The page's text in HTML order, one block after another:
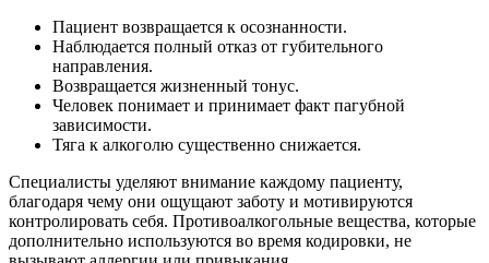
Пациент возвращается к осознанности.
Наблюдается полный отказ от губительного
направления.
Возвращается жизненный тонус.
Человек понимает и принимает факт пагубной
зависимости.
Тяга к алкоголю существенно снижается.
Специалисты уделяют внимание каждому пациенту,
благодаря чему они ощущают заботу и мотивируются
контролировать себя. Противоалкогольные вещества, которые
дополнительно используются во время кодировки, не